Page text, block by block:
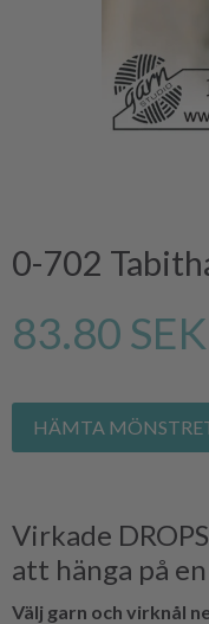
0-702
83.80 SEK
HÄMTA
Virkade
att hänga på
Välj garn och virknål